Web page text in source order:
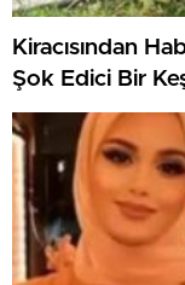
Kiracısından
Şok Edici Bir